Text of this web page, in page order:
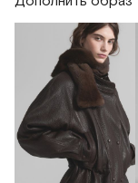
Длина изделия
Длина изделия
горловины